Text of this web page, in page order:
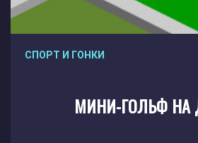
СПОРТ И ГОНКИ
МИНИ-ГОЛЬФ НА